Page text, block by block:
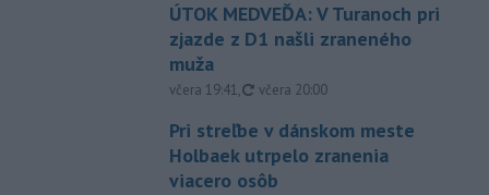
ÚTOK MEDVEĎA: V Turanoch pri
zjazde z D1 našli zraneného
muža
včera 19:41, aktualizované
včera 20:00
Pri streľbe v dánskom meste
Holbaek utrpelo zranenia
viacero osôb